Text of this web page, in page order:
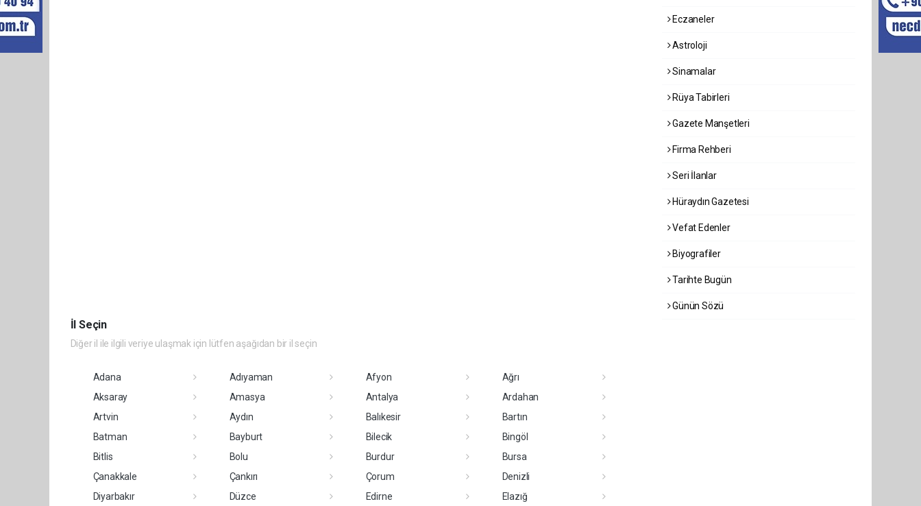
İl Seçin
Diğer il ile ilgili veriye ulaşmak için lütfen aşağıdan bir il seçin
Adana Adıyaman Afyon
Ağrı
Aksaray
Amasya Antalya
Ardahan
Artvin
Aydın Balıkesir
Bartın
Batman
Bayburt Bilecik
Bingöl
Bitlis
Bolu Burdur
Bursa
Çanakkale
Çankırı Çorum
Denizli
Diyarbakır
Düzce Edirne
Elazığ
Eczaneler
Astroloji
Sinamalar
Rüya Tabirleri
Gazete Manşetleri
Firma Rehberi
Seri İlanlar
Hüraydın Gazetesi
Vefat Edenler
Biyografiler
Tarihte Bugün
Günün Sözü